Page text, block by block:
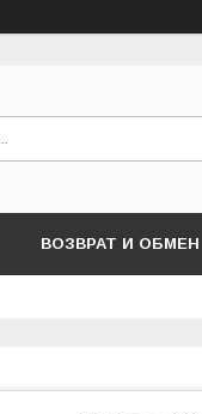
ВОЗВРАТ И ОБМЕН